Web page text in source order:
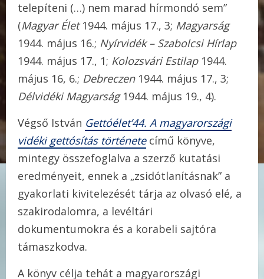
telepíteni (…) nem marad hírmondó sem”
(Magyar Élet1944. május 17., 3; Magyarság
1944. május 16.; Nyírvidék – Szabolcsi Hírlap
1944. május 17., 1; Kolozsvári Estilap1944.
május 16, 6.; Debreczen1944. május 17., 3;
Délvidéki Magyarság 1944. május 19., 4).
Végső István Gettóélet’44. A magyarországi
vidéki gettósítás történetecímű könyve,
mintegy összefoglalva a szerző kutatási
eredményeit, ennek a „zsidótlanításnak” a
gyakorlati kivitelezését tárja az olvasó elé, a
szakirodalomra, a levéltári
dokumentumokra és a korabeli sajtóra
támaszkodva.
A könyv célja tehát a magyarországi